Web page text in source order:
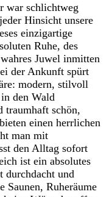
war schlichtweg
Hinsicht unsere
einzigartige
Ruhe, des
Juwel inmitten
der Ankunft spürt
modern, stilvoll
den Wald
traumhaft schön,
einen herrlichen
man mit
den Alltag sofort
ist ein absolutes
und
Saunen, Ruheräume